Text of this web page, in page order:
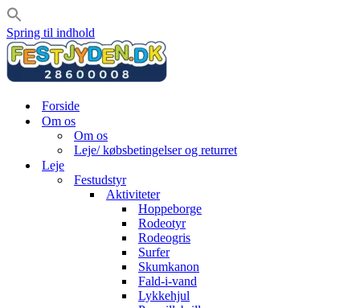
Spring til indhold
Forside
Om os
Om os
Leje/ købsbetingelser og returret
Leje
Festudstyr
Aktiviteter
Hoppeborge
Rodeotyr
Rodeogris
Surfer
Skumkanon
Fald-i-vand
Lykkehjul